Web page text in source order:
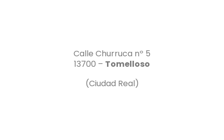
Calle Churruca nº 5
13700 – Tomelloso
(Ciudad Real)